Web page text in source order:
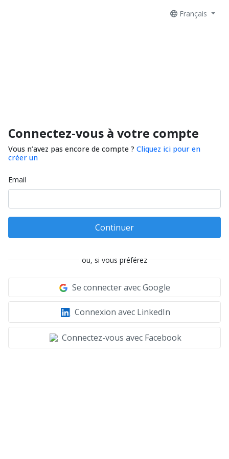
Français
Connectez-vous à votre compte
Vous n’avez pas encore de compte ? Cliquez ici pour en
créer un
Email
Continuer
ou, si vous préférez
Se connecter avec Google
Connexion avec LinkedIn
Connectez-vous avec Facebook